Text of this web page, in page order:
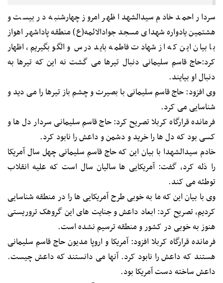
سردار احمد خادم سیدالشهدا ظهر امروز چهارشنبه در بیست و
هشتمین یادواره شهدای مسجد جوادالائمه(ع) منطقه پاداشهر اهواز
با بیان این که از شهادت فاطمه باید درس و الگو بگیریم، اظهار
کرد:حاج قاسم سلیمانی دنبال تیرها می گشت نه این که تیرها به
دنبال او بیایند.
وی افزود: حاج قاسم سلیمانی با بصیرت و چشم باز تیرها را می دید و
شناسایی می کرد.
فرمانده قرارگاه کربلا تصریح کرد: حاج قاسم سلیمانی سردار دل ها و
کسی بود که دل ها را خرید و دشمن و داعش را نابود کرد.
خادم سیدالشهدا با بیان این که حاج قاسم سلیمانی چهل سال آمریکا
را ذله کرد، گفت: آمریکایی ها سالیان سال است که علیه انقلاب
توطئه می کند.
وی با بیان این که ما به خوبی طرح آمریکایی ها را در منطقه شناسایی
کردیم، تصریح کرد: ابعاد داعش و جنایت های این گروهک تروریستی
هنوز به خوبی در کشور و منطقه ترسیم نشده است.
فرمانده قرارگاه کربلا افزود: آمریکا و اروپا مدیون حاج قاسم سلیمانی
هستند که داعش را نابود کرد. آنها می دانستند که داعش چیست.
داعش ساخته دست آمریکا بود‌.